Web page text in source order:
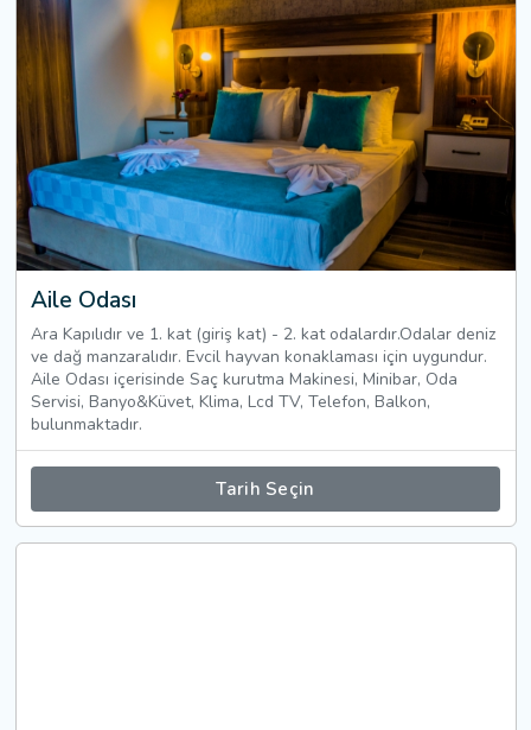
Aile Odası
Ara Kapılıdır ve 1. kat (giriş kat) - 2. kat odalardır.Odalar deniz
ve dağ manzaralıdır. Evcil hayvan konaklaması için uygundur.
Aile Odası içerisinde Saç kurutma Makinesi, Minibar, Oda
Servisi, Banyo&Küvet, Klima, Lcd TV, Telefon, Balkon,
bulunmaktadır.
Tarih Seçin